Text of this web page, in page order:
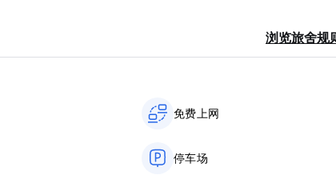
浏览旅舍规
免费上网
停车场